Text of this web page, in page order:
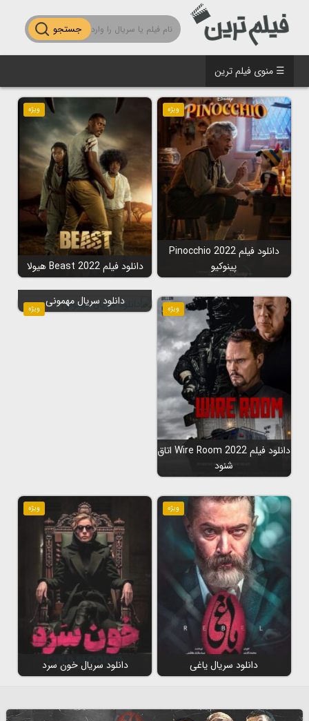
جستجو
☰ منوی فیلم ترین
ویژه
دانلود فیلم Pinocchio 2022
پینوکیو
ویژه
دانلود فیلم Beast 2022 هیولا
ویژه
دانلود فیلم Wire Room 2022 اتاق
شنود
ویژه
دانلود سریال مهمونی
ویژه
دانلود سریال یاغی
ویژه
دانلود سریال خون سرد